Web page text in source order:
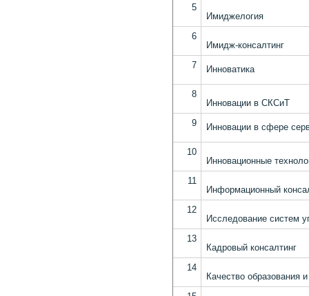
5
Имиджелогия
6
Имидж-консалтинг
7
Инноватика
8
Инновации в СКСиТ
9
Инновации в сфере
10
Инновационные
11
Информационный
12
Исследование систем
13
Кадровый консалтинг
14
Качество образования